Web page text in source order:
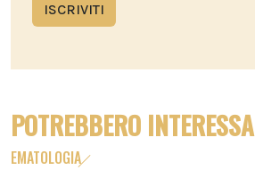
ISCRIVITI
POTREBBERO
EMATOLOGIA